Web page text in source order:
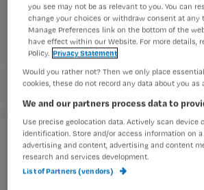
3 trends voor medisch secretaresses
you see may not be as relevant to you. You can
change your choices or withdraw consent at any
Manage Preferences link on the bottom of the
have effect within our Website. For more details,
Policy. Privacy Statement
Would you rather not? Then we only place
cookies, these do not record any data about you as
We and our partners process data to
Use precise geolocation data. Actively scan device
identification. Store and/or access information on a
advertising and content, advertising and content
research and services development.
List of Partners (vendors)